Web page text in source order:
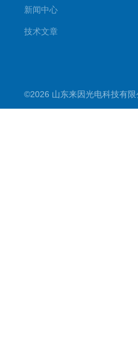
新闻中心
技术文章
©2026 山东来因光电科技有